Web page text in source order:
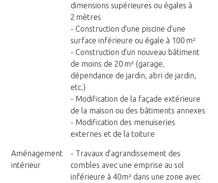
dimensions supérieures ou égales à
2 mètres
- Construction d’une piscine d’une
surface inférieure ou égale à 100 m²
- Construction d’un nouveau bâtiment
de moins de 20 m² (garage,
dépendance de jardin, abri de jardin,
etc.)
- Modification de la façade extérieure
de la maison ou des bâtiments annexes
- Modification des menuiseries
externes et de la toiture
Aménagement
intérieur
- Travaux d’agrandissement des
combles avec une emprise au sol
inférieure à 40m² dans une zone avec